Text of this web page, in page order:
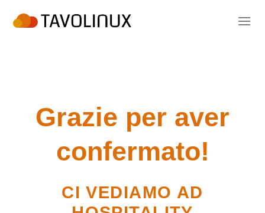
Grazie per aver
confermato!
CI VEDIAMO AD